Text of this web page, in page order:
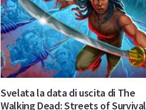
Svelata la data di uscita di The
Walking Dead: Streets of Survival